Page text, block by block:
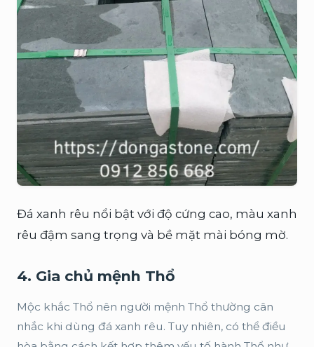
Đá xanh rêu nổi bật với độ cứng cao, màu xanh
rêu đậm sang trọng và bề mặt mài bóng mờ.
4. Gia chủ mệnh Thổ
Mộc khắc Thổ nên người mệnh Thổ thường cân
nhắc khi dùng đá xanh rêu. Tuy nhiên, có thể điều